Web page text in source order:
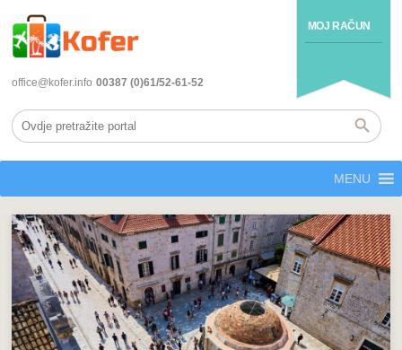
MOJ RAČUN
office@kofer.info 00387 (0)61/52-61-52
MENU